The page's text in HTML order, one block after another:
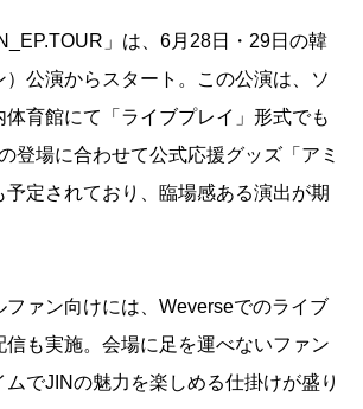
」は、6月28日・29日の韓
）公演からスタート。この公演は、ソ
体育館にて「ライブプレイ」形式でも
登場に合わせて公式応援グッズ「アミ
予定されており、臨場感ある演出が期
ファン向けには、Weverseでのライブ
信も実施。会場に足を運べないファン
でJINの魅力を楽しめる仕掛けが盛り